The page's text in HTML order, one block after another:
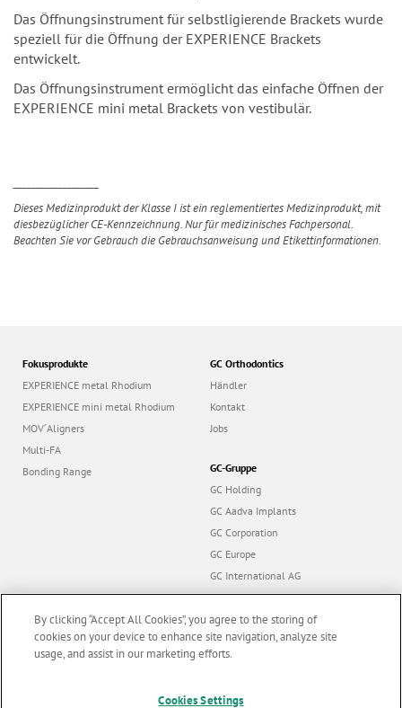
Das Öffnungsinstrument für selbstligierende Brackets wurde
speziell für die Öffnung der EXPERIENCE Brackets
entwickelt.
Das Öffnungsinstrument ermöglicht das einfache Öffnen der
EXPERIENCE mini metal Brackets von vestibulär.
Dieses Medizinprodukt der Klasse I ist ein reglementiertes Medizinprodukt, mit
diesbezüglicher CE-Kennzeichnung. Nur für medizinisches Fachpersonal.
Beachten Sie vor Gebrauch die Gebrauchsanweisung und Etikettinformationen.
Fokusprodukte
EXPERIENCE metal Rhodium
EXPERIENCE mini metal Rhodium
MOV´Aligners
Multi-FA
Bonding Range
GC Orthodontics
Händler
Kontakt
Jobs
GC-Gruppe
GC Holding
GC Aadva Implants
GC Corporation
GC Europe
GC International AG
Follow us
By clicking “Accept All Cookies”, you agree to the storing of
cookies on your device to enhance site navigation, analyze site
usage, and assist in our marketing efforts.
Cookies Settings